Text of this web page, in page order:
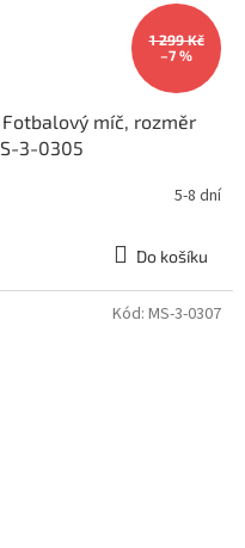
1 299 Kč
–7 %
míč, rozměr
3-0305
5-8 dní
Do košíku
Kód: MS-3-0307